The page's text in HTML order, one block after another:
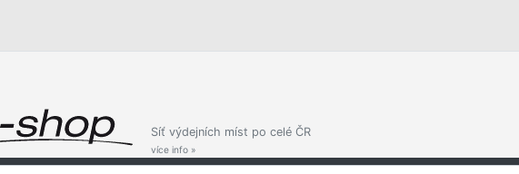
Síť výdejních míst po celé ČR
více info »